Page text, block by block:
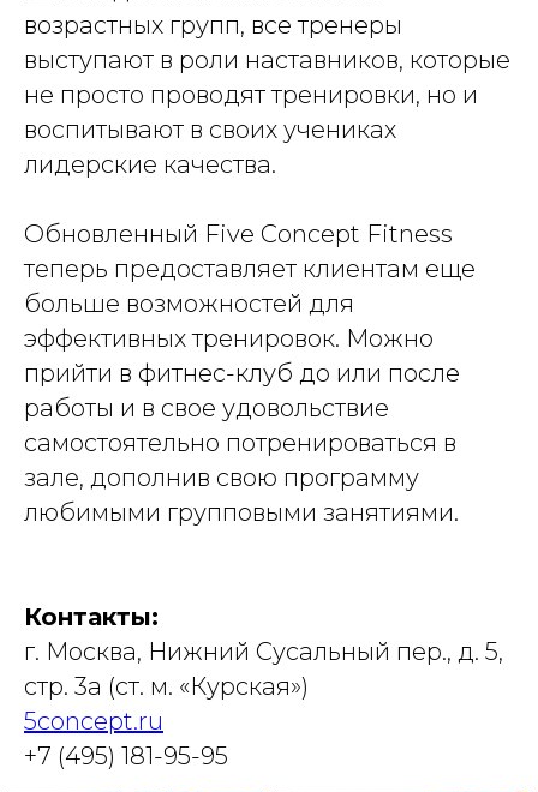
возрастных групп, все тренеры
выступают в роли наставников, которые
не просто проводят тренировки, но и
воспитывают в своих учениках
лидерские качества.
Обновленный Five Concept Fitness
теперь предоставляет клиентам еще
больше возможностей для
эффективных тренировок. Можно
прийти в фитнес-клуб до или после
работы и в свое удовольствие
самостоятельно потренироваться в
зале, дополнив свою программу
любимыми групповыми занятиями.
Контакты:
г. Москва, Нижний Сусальный пер., д. 5,
стр. 3а (ст. м. «Курская»)
5concept.ru
+7 (495) 181-95-95